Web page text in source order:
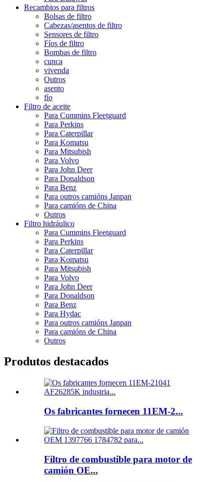
Recambios para filtros
Bolsas de filtro
Cabezas/asentos de filtro
Sensores de filtro
Fíos de filtro
Bombas de filtro
cunca
vivenda
Outros
asento
fío
Filtro de aceite
Para Cummins Fleetguard
Para Perkins
Para Caterpillar
Para Komatsu
Para Mitsubish
Para Volvo
Para John Deer
Para Donaldson
Para Benz
Para outros camións Janpan
Para camións de China
Outros
Filtro hidráulico
Para Cummins Fleetguard
Para Perkins
Para Caterpillar
Para Komatsu
Para Mitsubish
Para Volvo
Para John Deer
Para Donaldson
Para Benz
Para Hydac
Para outros camións Janpan
Para camións de China
Outros
Produtos destacados
Os fabricantes fornecen 11EM-2...
Filtro de combustible para motor de
camión OE...